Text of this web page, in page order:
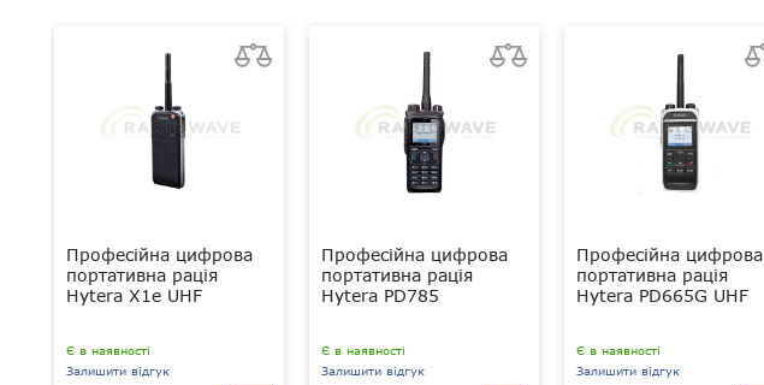
Професійна цифрова
портативна рація
Hytera X1e UHF
Є в наявності
Залишити відгук
Професійна цифрова
портативна рація
Hytera PD785
Є в наявності
Залишити відгук
Професійна цифрова
портативна рація
Hytera PD665G UHF
Є в наявності
Залишити відгук